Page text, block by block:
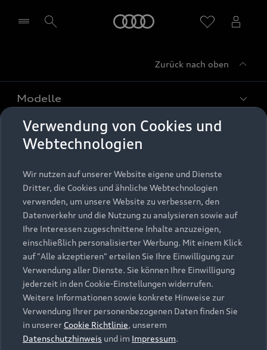
Zurück nach oben
Modelle
Alle Modelle
Elektromodelle
Plug-in-Hybride
Kaufen & leasen
Neuwagensuche
Gebrauchtwagensuche
Gebrauchtwagen
Finanzierung
Aktionen & Angebote
Geschäftskunden
Saisonale Angebote
Audi Services
Garantie
Audi digital services
myAudi
Support
Kundenservice
Händlersuche
Audi Code
Häufige Fragen (FAQ)
Audi Online Beratung
Über Audi
Unternehmen
Karriere
Investor Relations
Presse & Media Center
© 2026 AUDI AG. Alle Rechte vorbehalten
Verwendung von Cookies und
Webtechnologien
Wir nutzen auf unserer Website eigene und Dienste
Dritter, die Cookies und ähnliche Webtechnologien
verwenden, um unsere Website zu verbessern, den
Datenverkehr und die Nutzung zu analysieren sowie auf
Ihre Interessen zugeschnittene Inhalte anzuzeigen,
einschließlich personalisierter Werbung. Mit einem Klick
auf "Alle akzeptieren" erteilen Sie Ihre Einwilligung zur
Verwendung aller Dienste. Sie können Ihre Einwilligung
jederzeit in den Cookie-Einstellungen widerrufen.
Weitere Informationen sowie konkrete Hinweise zur
Verwendung Ihrer personenbezogenen Daten finden Sie
in unserer Cookie Richtlinie, unserem
Datenschutzhinweis und im Impressum.